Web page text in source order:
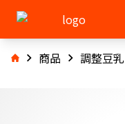
商品 調整豆